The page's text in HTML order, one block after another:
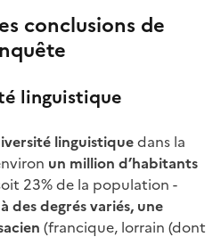
conclusions de
linguistique
linguistiquedans la
un million d’habitants
23% de la population -
degrés variés, une
(francique, lorrain (dont